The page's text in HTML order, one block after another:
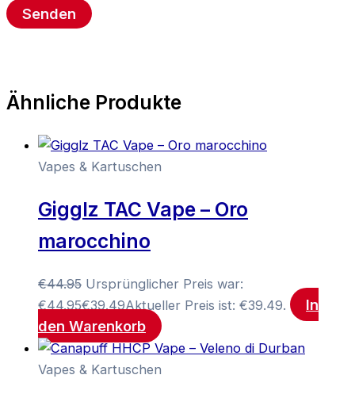
Ähnliche Produkte
Vapes & Kartuschen
Gigglz TAC Vape – Oro
marocchino
€44.95 Ursprünglicher Preis war:
€44.95€39.49Aktueller Preis ist: €39.49.
In
den Warenkorb
Vapes & Kartuschen